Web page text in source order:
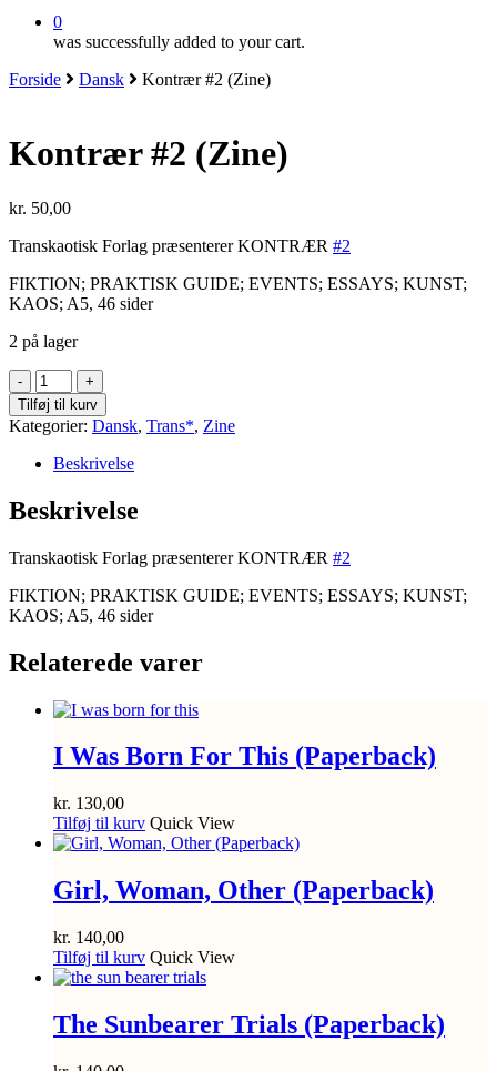
0
was successfully added to your cart.
Forside
Dansk Kontrær #2 (Zine)
Kontrær #2 (Zine)
kr. 50,00
Transkaotisk Forlag præsenterer KONTRÆR #2
FIKTION; PRAKTISK GUIDE; EVENTS; ESSAYS; KUNST;
KAOS; A5, 46 sider
2 på lager
Kontrær
#2
(Zine)
antal
Tilføj til kurv
Kategorier: Dansk, Trans*, Zine
Beskrivelse
Beskrivelse
Transkaotisk Forlag præsenterer KONTRÆR #2
FIKTION; PRAKTISK GUIDE; EVENTS; ESSAYS; KUNST;
KAOS; A5, 46 sider
Relaterede varer
I Was Born For This (Paperback)
kr. 130,00
Tilføj til kurv Quick View
Girl, Woman, Other (Paperback)
kr. 140,00
Tilføj til kurv Quick View
The Sunbearer Trials (Paperback)